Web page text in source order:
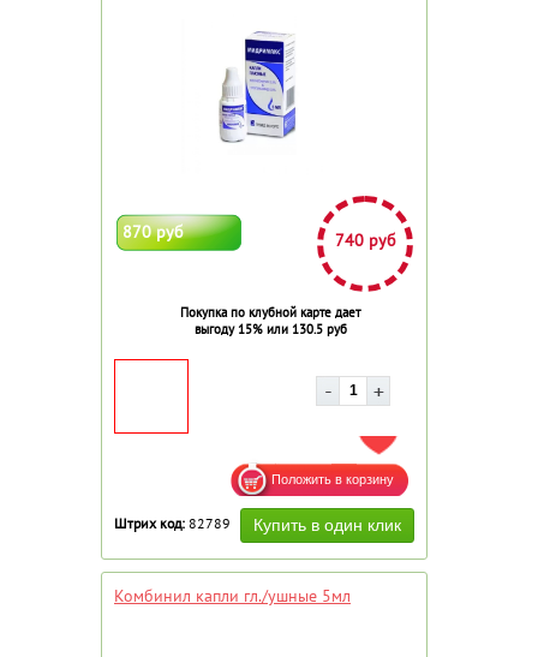
870 руб 740 руб
Покупка по клубной карте дает
выгоду 15% или 130.5 руб
ДОБАВИТЬ В ИЗБРАННОЕ
Штрих код: 82789
Комбинил капли гл./ушные 5мл